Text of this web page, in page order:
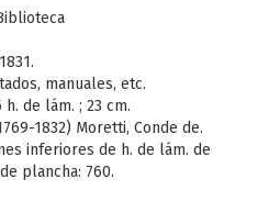
manuales, etc.
h. de lám. ; 23 cm.
1832) Moretti, Conde de.
inferiores de h. de lám. de
plancha: 760.